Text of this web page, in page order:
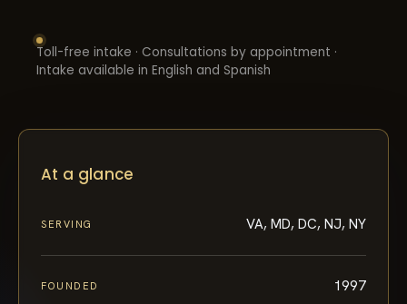
Toll-free intake · Consultations by appointment ·
Intake available in English and Spanish
At a glance
SERVING VA, MD, DC, NJ, NY
FOUNDED 1997